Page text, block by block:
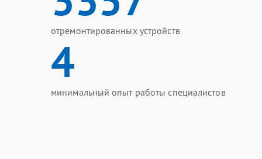
отремонтированных устройств
4
минимальный опыт работы специалистов